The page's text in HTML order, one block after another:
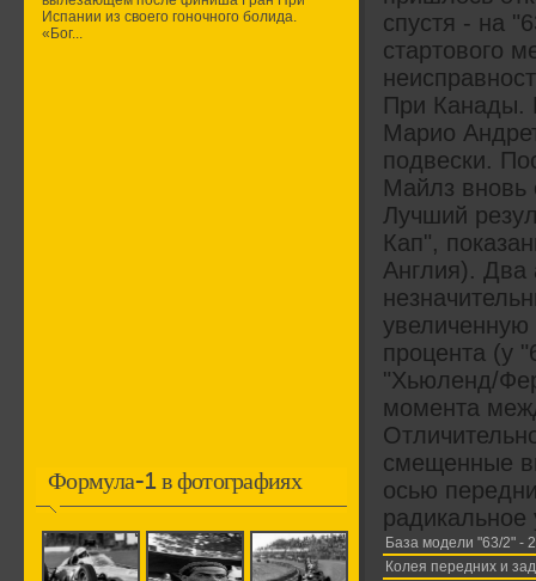
Испании из своего гоночного болида.
«Бог...
Формула-1 в фотографиях
спустя - на
стартового
При Канады.
Марио
подвески.
Майлз вновь
Лучший
Кап",
Англия). Два
процента (у
"Хьюленд/
момента
смещенные
осью
радикальное
База модели "63/2" -
Колея передних и